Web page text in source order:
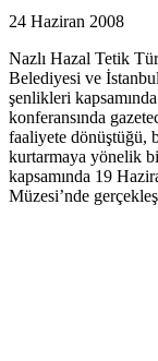
24 Haziran 2008
Nazlı Hazal Tetik
Belediyesi ve
şenlikleri
konferansında
faaliyete dönüştüğü,
kurtarmaya yönelik
kapsamında 19
Müzesi’nde